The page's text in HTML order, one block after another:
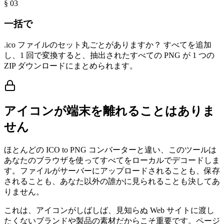
§ 03
一括で
.ico ファイルのセット丸ごとがありますか？ すべてを追加
し、1 回で変換すると、抽出されたすべての PNG が 1 つの
ZIP ダウンロードにまとめられます。
アイコンが端末を離れることはありま
せん
ほとんどの ICO to PNG コンバーターと違い、このツールは
あなたのブラウザを使ってすべてをローカルでデコードしま
す。ファイルがサーバーにアップロードされることも、保存
されることも、あなた以外の誰かに見られることも決してあ
りません。
これは、アイコンがしばしば、見知らぬ Web サイトに渡し
たくないブランドや製品の素材だからこそ重要です。ページ